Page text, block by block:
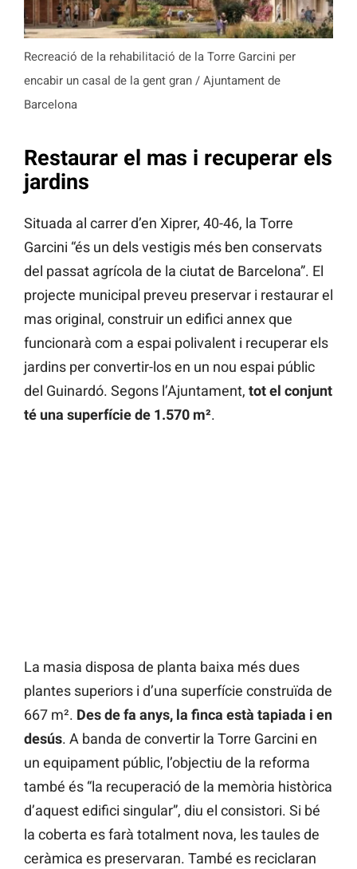
Recreació de la rehabilitació de la Torre Garcini per
encabir un casal de la gent gran / Ajuntament de
Barcelona
Restaurar el mas i recuperar els
jardins
Situada al carrer d’en Xiprer, 40-46, la Torre
Garcini “és un dels vestigis més ben conservats
del passat agrícola de la ciutat de Barcelona”. El
projecte municipal preveu preservar i restaurar el
mas original, construir un edifici annex que
funcionarà com a espai polivalent i recuperar els
jardins per convertir-los en un nou espai públic
del Guinardó. Segons l’Ajuntament, tot el conjunt
té una superfície de 1.570 m².
La masia disposa de planta baixa més dues
plantes superiors i d’una superfície construïda de
667 m². Des de fa anys, la finca està tapiada i en
desús. A banda de convertir la Torre Garcini en
un equipament públic, l’objectiu de la reforma
també és “la recuperació de la memòria històrica
d’aquest edifici singular”, diu el consistori. Si bé
la coberta es farà totalment nova, les taules de
ceràmica es preservaran. També es reciclaran